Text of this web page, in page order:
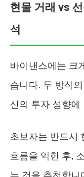
현물 거래 vs
석
바이낸스에는 크
습니다. 두 방식
신의 투자 성향에
초보자는 반드시
흐름을 익힌 후,